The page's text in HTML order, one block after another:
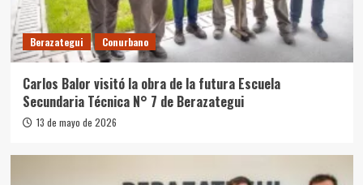
Berazategui Conurbano
Carlos Balor visitó la obra de la futura Escuela
Secundaria Técnica N° 7 de Berazategui
13 de mayo de 2026